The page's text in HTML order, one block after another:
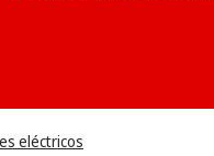
eléctricos